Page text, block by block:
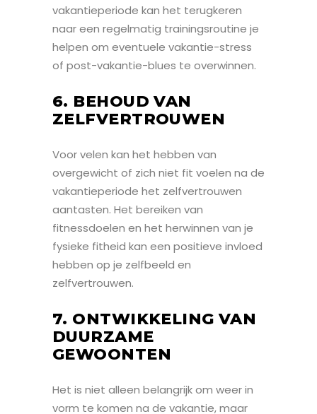
vakantieperiode kan het terugkeren
naar een regelmatig trainingsroutine je
helpen om eventuele vakantie-stress
of post-vakantie-blues te overwinnen.
6. BEHOUD VAN
ZELFVERTROUWEN
Voor velen kan het hebben van
overgewicht of zich niet fit voelen na de
vakantieperiode het zelfvertrouwen
aantasten. Het bereiken van
fitnessdoelen en het herwinnen van je
fysieke fitheid kan een positieve invloed
hebben op je zelfbeeld en
zelfvertrouwen.
7. ONTWIKKELING VAN
DUURZAME
GEWOONTEN
Het is niet alleen belangrijk om weer in
vorm te komen na de vakantie, maar